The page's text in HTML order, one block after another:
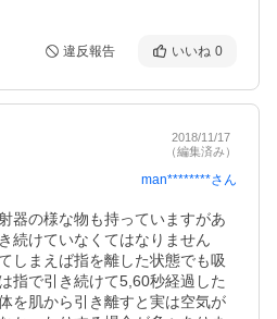
違反報告 いいね 0
2018/11/17
（編集済み）
man********さん
器の様な物も持っていますがあ
続けていなくてはなりません
しまえば指を離した状態でも吸
指で引き続けて5,60秒経過した
を肌から引き離すと実は空気が